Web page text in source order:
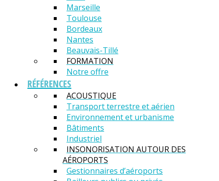
Marseille
Toulouse
Bordeaux
Nantes
Beauvais-Tillé
FORMATION
Notre offre
RÉFÉRENCES
ACOUSTIQUE
Transport terrestre et aérien
Environnement et urbanisme
Bâtiments
Industriel
INSONORISATION AUTOUR DES
AÉROPORTS
Gestionnaires d’aéroports